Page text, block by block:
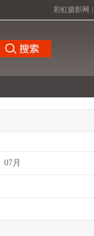
彩虹摄影网
07月